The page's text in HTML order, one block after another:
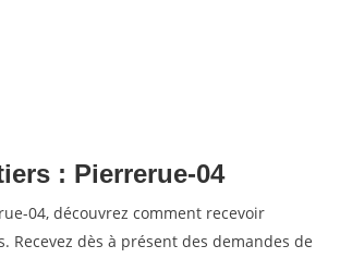
: Pierrerue-04
04, découvrez comment recevoir
dès à présent des demandes de